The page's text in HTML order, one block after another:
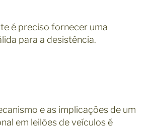
é preciso fornecer uma
para a desistência.
e as implicações de um
em leilões de veículos é